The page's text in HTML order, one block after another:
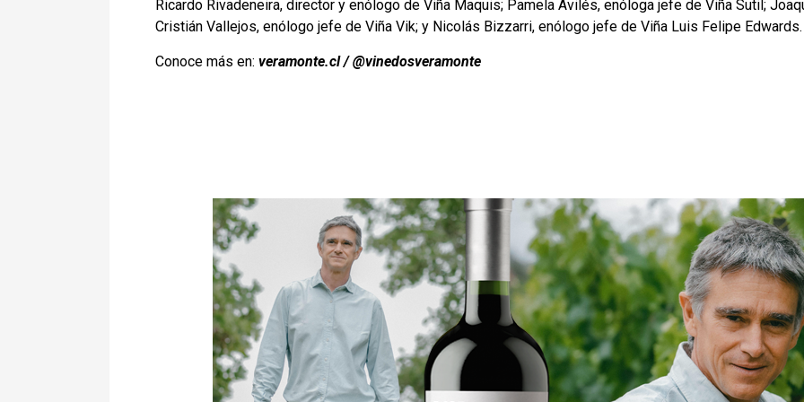
Ricardo Rivadeneira, director y enólogo de Viña Maquis; Pamela Avilés, enóloga jefe de Viña Sutil;
Cristián Vallejos, enólogo jefe de Viña Vik; y Nicolás Bizzarri, enólogo jefe de Viña Luis Felipe Edwards.
Conoce más en: veramonte.cl/@vinedosveramonte